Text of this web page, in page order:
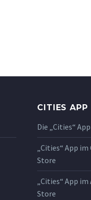
CITIES APP
Die „Cities“ App
„Cities“ App
Store
„Cities“ App im
Store